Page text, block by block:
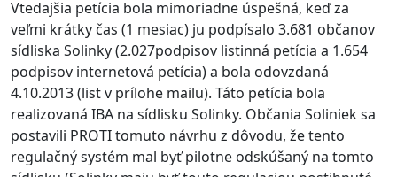
Vtedajšia petícia bola mimoriadne úspešná, keď za
veľmi krátky čas (1 mesiac) ju podpísalo 3.681 občanov
sídliska Solinky (2.027podpisov listinná petícia a 1.654
podpisov internetová petícia) a bola odovzdaná
4.10.2013 (list v prílohe mailu). Táto petícia bola
realizovaná IBA na sídlisku Solinky. Občania Soliniek sa
postavili PROTI tomuto návrhu z dôvodu, že tento
regulačný systém mal byť pilotne odskúšaný na tomto